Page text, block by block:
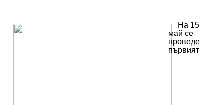
На 15
май се
проведе
първият